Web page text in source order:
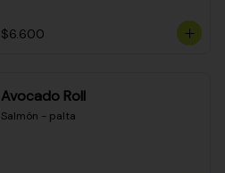
$6.600
Avocado Roll
Salmón - palta